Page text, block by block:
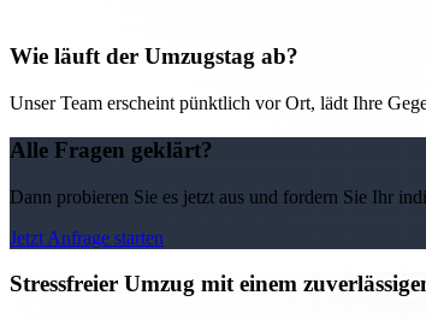
Wie läuft der Umzugstag ab?
Unser Team erscheint pünktlich vor Ort, lädt Ihre
Alle Fragen geklärt?
Dann probieren Sie es jetzt aus und fordern Sie Ihr
Jetzt Anfrage starten
Stressfreier Umzug mit einem